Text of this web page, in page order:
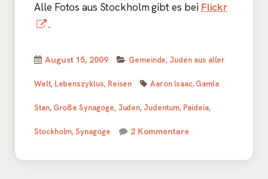
Alle Fotos aus Stockholm gibt es bei Flickr
In
Fenster
.
Veröffentlicht
am
August 15, 2009 Kategorien
Gemeinde, Juden aus aller
Welt, Lebenszyklus, Reisen Schlagwörter
Aaron Isaac,Gamla
Stan, Große Synagoge, Juden, Judentum, Paideia,
Stockholm,Synagoge 2 Kommentarezu Jüdisches